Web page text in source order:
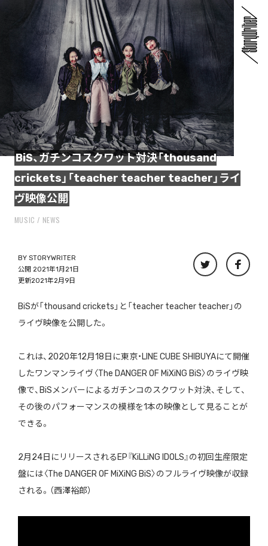
BiS、ガチンコスクワット対決「thousand
crickets」「teacher teacher teacher」ライ
ヴ映像公開
MUSIC NEWS
BY STORYWRITER
公開 2021年1月21日
更新2021年2月9日
BiSが「thousand crickets」と「teacher teacher teacher」の
ライヴ映像を公開した。
これは、2020年12月18日に東京・LINE CUBE SHIBUYAにて開催
したワンマンライヴ〈The DANGER OF MiXiNG BiS〉のライヴ映
像で、BiSメンバーによるガチンコのスクワット対決、そして、
その後のパフォーマンスの模様を1本の映像として見ることが
できる。
2月24日にリリースされるEP『KiLLiNG IDOLS』の初回生産限定
盤には〈The DANGER OF MiXiNG BiS〉のフルライヴ映像が収録
される。（西澤裕郎）